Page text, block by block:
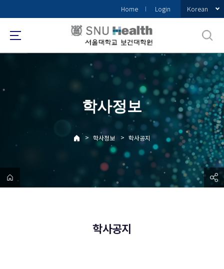
로
메
Home Login Korean
학사정보
> 학사정보 > 학사공지
학사공지